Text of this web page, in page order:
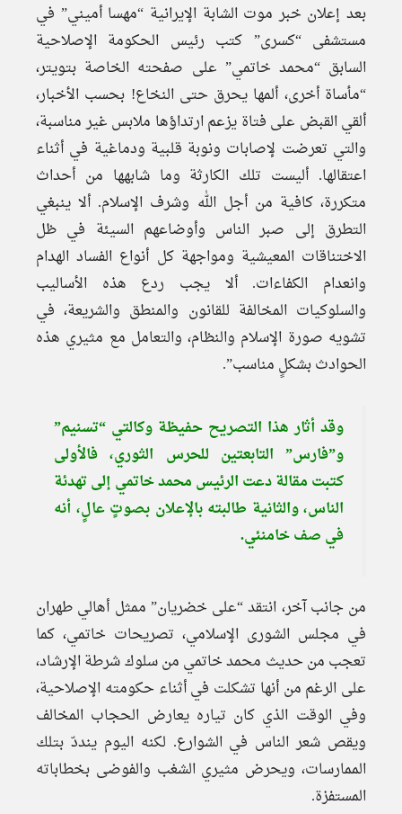
بعد إعلان خبر موت الشابة الإيرانية “مهسا أميني” في
مستشفى “كسرى” كتب رئيس الحكومة الإصلاحية
السابق “محمد خاتمي” على صفحته الخاصة بتويتر،
“مأساة أخرى، ألمها يحرق حتى النخاع! بحسب الأخبار،
ألقي القبض على فتاة يزعم ارتداؤها ملابس غير مناسبة،
والتي تعرضت لإصابات ونوبة قلبية ودماغية في أثناء
اعتقالها. أليست تلك الكارثة وما شابهها من أحداث
متكررة، كافية من أجل الله وشرف الإسلام. ألا ينبغي
التطرق إلى صبر الناس وأوضاعهم السيئة في ظل
الاختناقات المعيشية ومواجهة كل أنواع الفساد الهدام
وانعدام الكفاءات. ألا يجب ردع هذه الأساليب
والسلوكيات المخالفة للقانون والمنطق والشريعة، في
تشويه صورة الإسلام والنظام، والتعامل مع مثيري هذه
الحوادث بشكلٍ مناسب”.
وقد أثار هذا التصريح حفيظة وكالتي “تسنيم”
و”فارس” التابعتين للحرس الثوري، فالأولى
كتبت مقالة دعت الرئيس محمد خاتمي إلى تهدئة
الناس، والثانية طالبته بالإعلان بصوتٍ عالٍ، أنه
في صف خامنئي.
من جانب آخر، انتقد “على خضريان” ممثل أهالي طهران
في مجلس الشورى الإسلامي، تصريحات خاتمي، كما
تعجب من حديث محمد خاتمي من سلوك شرطة الإرشاد،
على الرغم من أنها تشكلت في أثناء حكومته الإصلاحية،
وفي الوقت الذي كان تياره يعارض الحجاب المخالف
ويقص شعر الناس في الشوارع. لكنه اليوم ينددّ بتلك
الممارسات، ويحرض مثيري الشغب والفوضى بخطاباته
المستفزة.